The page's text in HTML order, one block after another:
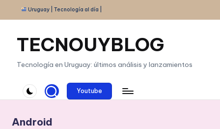
Saltar
contenido
Uruguay | Tecnología al día |
TECNOUYBLOG
Tecnología en Uruguay: últimos análisis y lanzamientos
Youtube
Android